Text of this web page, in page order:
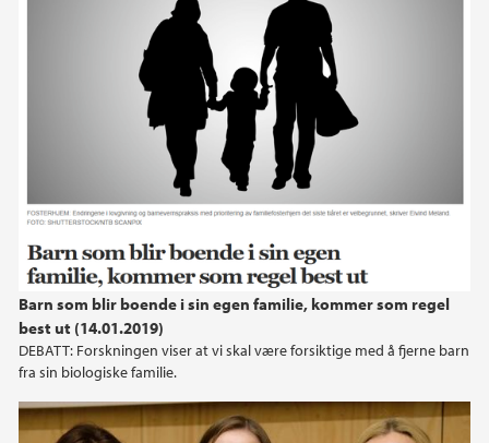
Barn som blir boende i sin egen familie, kommer som regel
best ut (14.01.2019)
DEBATT: Forskningen viser at vi skal være forsiktige med å fjerne barn
fra sin biologiske familie.
2012
2011
2010
2009